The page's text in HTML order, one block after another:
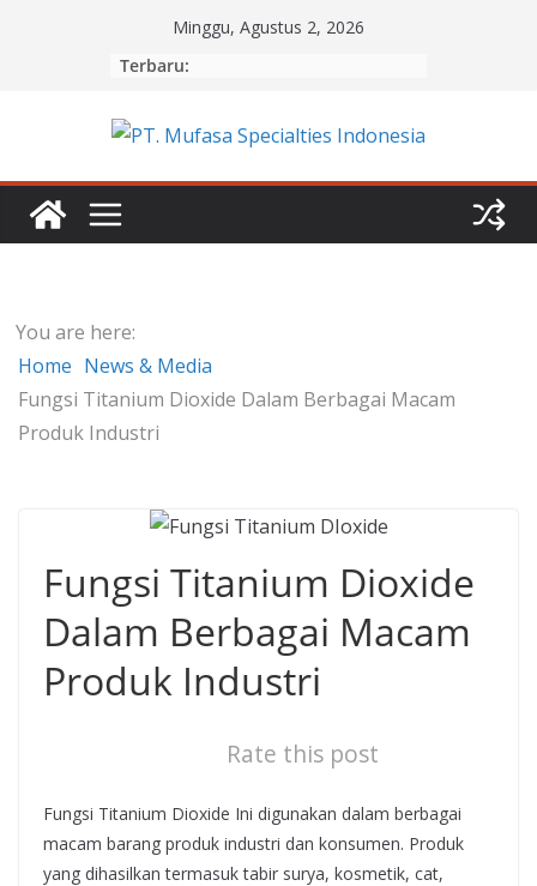
Minggu, Agustus 2, 2026
Terbaru:
You are here:
Home News & Media
Fungsi Titanium Dioxide Dalam Berbagai Macam
Produk Industri
Fungsi Titanium Dioxide
Dalam Berbagai Macam
Produk Industri
Rate this post
Fungsi Titanium Dioxide Ini digunakan dalam berbagai
macam barang produk industri dan konsumen. Produk
yang dihasilkan termasuk tabir surya, kosmetik, cat,